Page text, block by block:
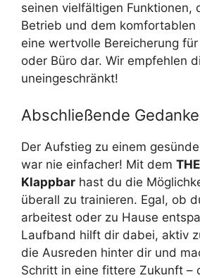
seinen vielfältigen Funktionen,
Betrieb und dem komfortablen
eine wertvolle Bereicherung
oder Büro dar. Wir empfehlen
uneingeschränkt!
Abschließende
Der Aufstieg zu einem
war nie einfacher! Mit dem
Klappbar hast du die
überall zu trainieren. Egal, ob
arbeitest oder zu Hause
Laufband hilft dir dabei, aktiv
die Ausreden hinter dir und
Schritt in eine fittere Zukunft –